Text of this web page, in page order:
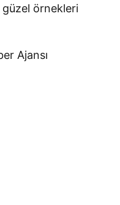
güzel örnekleri
Ajansı